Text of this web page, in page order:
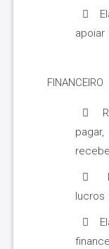
FINANCEIRO
lucros